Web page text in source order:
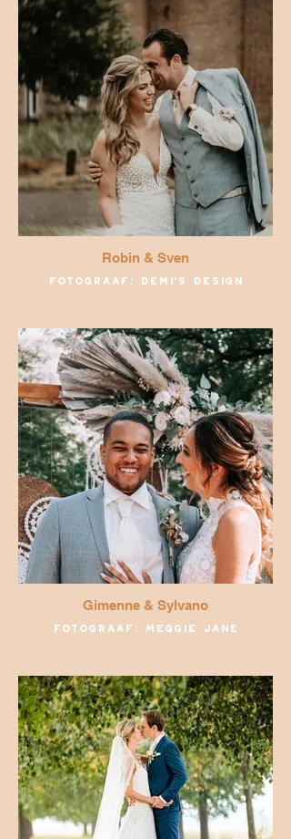
Robin & Sven
Fotograaf: Demi's Design
Gimenne & Sylvano
Fotograaf: Meggie Jane